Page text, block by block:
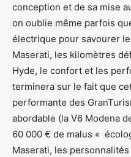
conception et de sa mise
on oublie même parfois
électrique pour savourer
Maserati, les kilomètres
Hyde, le confort et les
terminera sur le fait que
performante des
abordable (la V6 Modena
60 000 € de malus «
Maserati, les